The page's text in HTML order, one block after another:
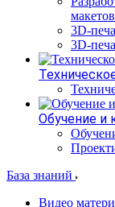
макетов
3D-
3D-
Обучение и
База знаний
Видео